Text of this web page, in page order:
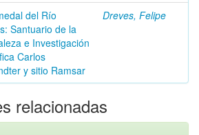
del Río
Santuario de la
e Investigación
Carlos
y sitio Ramsar
Dreves, Felipe
relacionadas